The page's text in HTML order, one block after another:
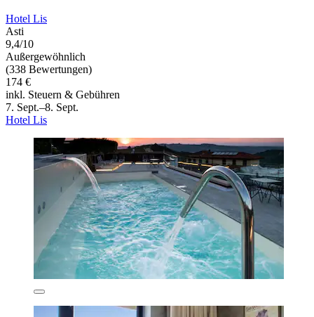
Hotel Lis
Asti
9,4/10
Außergewöhnlich
(338 Bewertungen)
174 €
inkl. Steuern & Gebühren
7. Sept.–8. Sept.
Hotel Lis